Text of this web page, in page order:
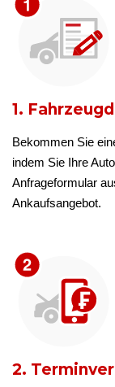
1.
Bekommen Sie
indem Sie Ihre
Anfrageformular
Ankaufsangebot.
2.